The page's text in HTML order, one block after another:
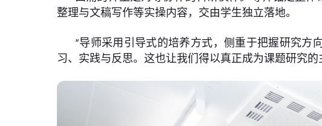
整理与文稿写作等实操内容，交由学生独立落地。
“导师采用引导式的培养方式，侧重于把握研究方
习、实践与反思。这也让我们得以真正成为课题研究